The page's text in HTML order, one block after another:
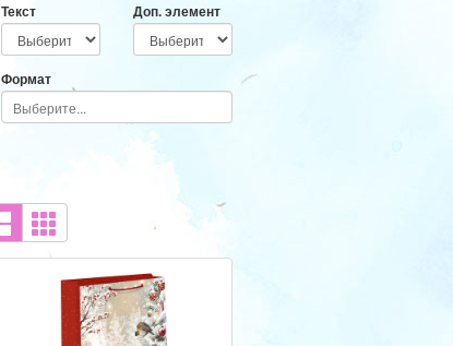
Текст Доп. элемент
Формат